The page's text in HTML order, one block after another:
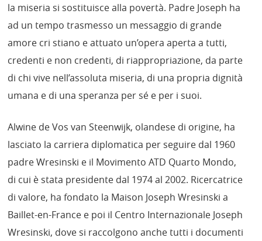
la miseria si sostituisce alla povertà. Padre Joseph ha
ad un tempo trasmesso un messaggio di grande
amore cri stiano e attuato un’opera aperta a tutti,
credenti e non credenti, di riappropriazione, da parte
di chi vive nell’assoluta miseria, di una propria dignità
umana e di una speranza per sé e per i suoi.
Alwine de Vos van Steenwijk, olandese di origine, ha
lasciato la carriera diplomatica per seguire dal 1960
padre Wresinski e il Movimento ATD Quarto Mondo,
di cui è stata presidente dal 1974 al 2002. Ricercatrice
di valore, ha fondato la Maison Joseph Wresinski a
Baillet-en-France e poi il Centro Internazionale Joseph
Wresinski, dove si raccolgono anche tutti i documenti